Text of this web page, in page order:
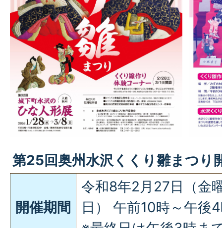
第25回奥州水沢くくり雛まつり
開催期間
令和8年2月27日（金
日） 午前10時～午後